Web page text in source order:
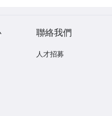
聯絡我們
人才招募